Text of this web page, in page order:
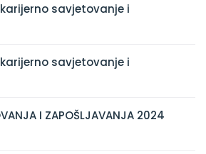
savjetovanje i
savjetovanje i
I ZAPOŠLJAVANJA 2024